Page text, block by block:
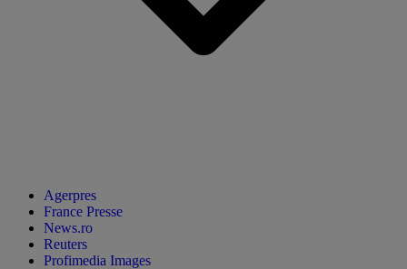
Agerpres
France Presse
News.ro
Reuters
Profimedia Images